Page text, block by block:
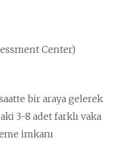
Center)
bir araya gelerek
3-8 adet farklı vaka
imkanı